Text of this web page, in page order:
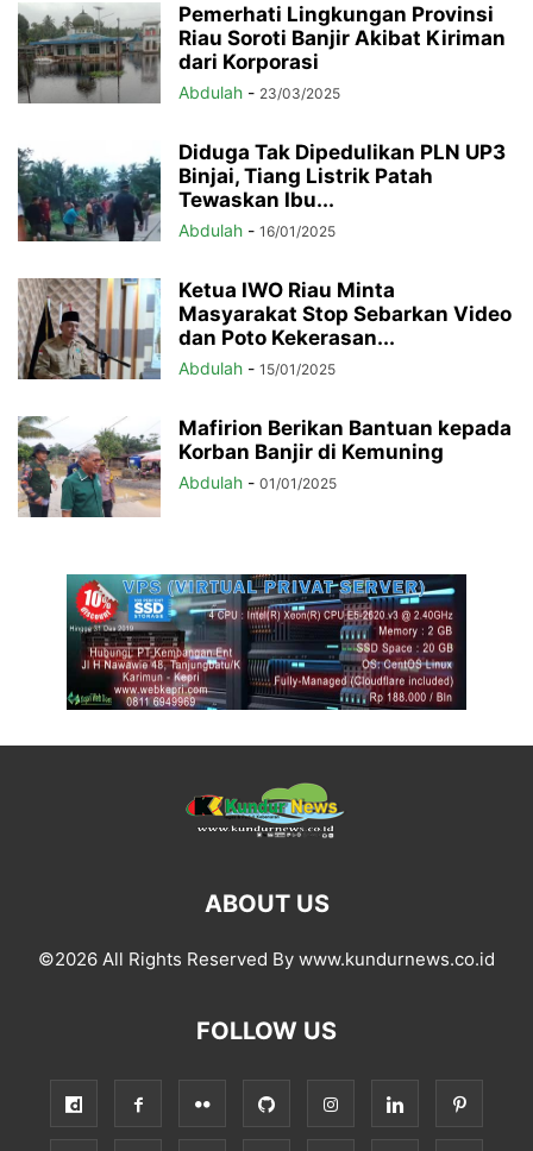
Pemerhati Lingkungan Provinsi
Riau Soroti Banjir Akibat Kiriman
dari Korporasi
Abdulah - 23/03/2025
Diduga Tak Dipedulikan PLN UP3
Binjai, Tiang Listrik Patah
Tewaskan Ibu...
Abdulah - 16/01/2025
Ketua IWO Riau Minta
Masyarakat Stop Sebarkan Video
dan Poto Kekerasan...
Abdulah - 15/01/2025
Mafirion Berikan Bantuan kepada
Korban Banjir di Kemuning
Abdulah - 01/01/2025
ABOUT US
©2026 All Rights Reserved By www.kundurnews.co.id
FOLLOW US